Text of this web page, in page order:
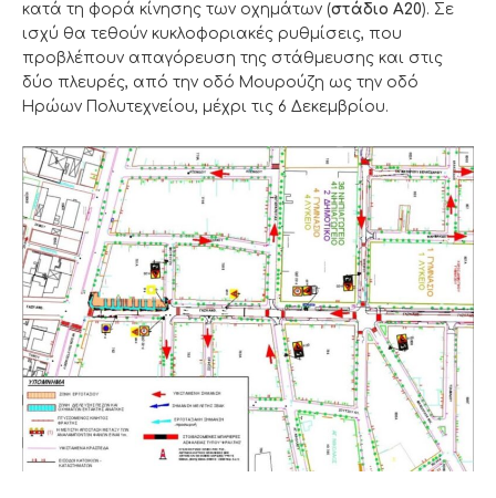
κατά τη φορά κίνησης των οχημάτων (στάδιο Α20). Σε
ισχύ θα τεθούν κυκλοφοριακές ρυθμίσεις, που
προβλέπουν απαγόρευση της στάθμευσης και στις
δύο πλευρές, από την οδό Μουρούζη ως την οδό
Ηρώων Πολυτεχνείου, μέχρι τις 6 Δεκεμβρίου.